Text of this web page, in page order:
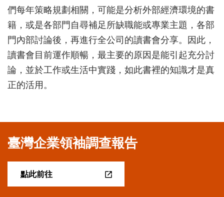
們每年策略規劃相關，可能是分析外部經濟環境的書
籍，或是各部門自尋補足所缺職能或專業主題，各部
門內部討論後，再進行全公司的讀書會分享。因此，
讀書會目前運作順暢，最主要的原因是能引起充分討
論，並於工作或生活中實踐，如此書裡的知識才是真
正的活用。
臺灣企業領袖調查報告
點此前往